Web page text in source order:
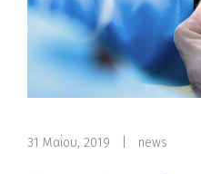
31 Μαΐου, 2019 news